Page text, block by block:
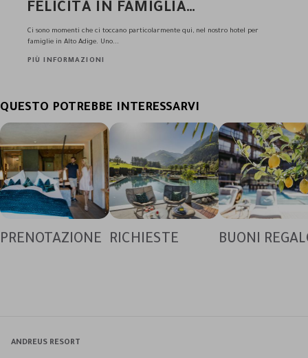
FELICITÀ IN FAMIGLIA
NELL'ANDREUS RESORT
Ci sono momenti che ci toccano particolarmente qui, nel nostro hotel per
famiglie in Alto Adige. Uno...
PIÙ INFORMAZIONI
QUESTO POTREBBE INTERESSARVI
PRENOTAZIONE RICHIESTE BUONI
ANDREUS RESORT